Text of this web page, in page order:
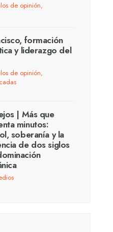
de opinión,
formación
y liderazgo del
de opinión,
| Más que
minutos:
soberanía y la
de dos siglos